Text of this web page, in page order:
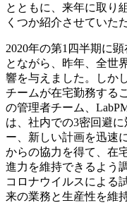
とともに、来年に取り
くつか紹介させていた
2020年の第1四半期に
とながら、昨年、全世
響を与えました。しか
チームが在宅勤務する
の管理者チーム、
は、社内での3密回避
ー、新しい計画を迅速
からの協力を得て、在
進力を維持できるよう
コロナウイルスによる
来の業務と生産性を維